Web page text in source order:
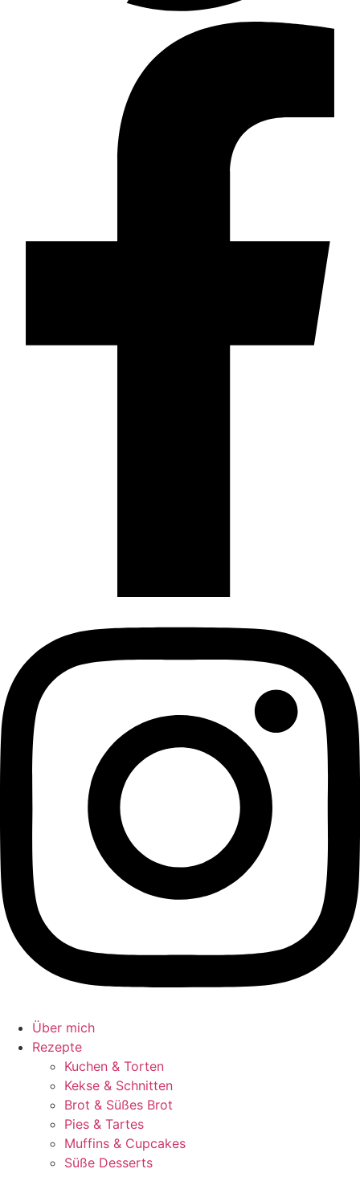
Über mich
Rezepte
Kuchen & Torten
Kekse & Schnitten
Brot & Süßes Brot
Pies & Tartes
Muffins & Cupcakes
Süße Desserts